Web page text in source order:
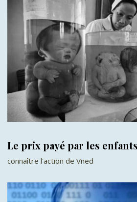
Le prix payé par les
connaître l'action de Vned